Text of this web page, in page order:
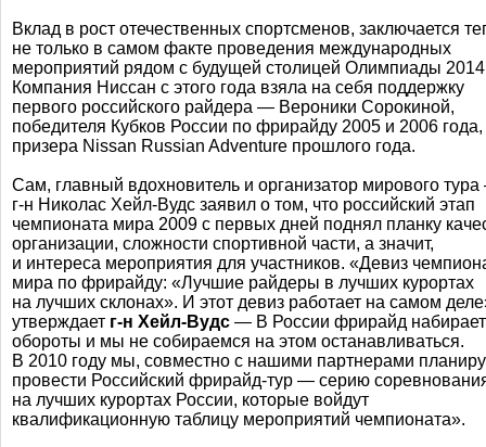
Вклад в рост отечественных спортсменов, заключается
не только в самом факте проведения международных
мероприятий рядом с будущей столицей Олимпиады
Компания Ниссан с этого года взяла на себя поддержку
первого российского райдера — Вероники Сорокиной,
победителя Кубков России по фрирайду 2005 и 2006 года,
призера Nissan Russian Adventure прошлого года.
Сам, главный вдохновитель и организатор мирового
г-н Николас Хейл-Вудс заявил о том, что российский этап
чемпионата мира 2009 с первых дней поднял планку
организации, сложности спортивной части, а значит,
и интереса мероприятия для участников. «Девиз
мира по фрирайду: «Лучшие райдеры в лучших курортах
на лучших склонах». И этот девиз работает на самом
утверждает г-н Хейл-Вудс — В России фрирайд набирает
обороты и мы не собираемся на этом останавливаться.
В 2010 году мы, совместно с нашими партнерами
провести Российский фрирайд-тур — серию
на лучших курортах России, которые войдут
квалификационную таблицу мероприятий чемпионата».